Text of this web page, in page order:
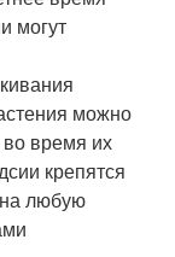
могут
можно
время их
крепятся
любую